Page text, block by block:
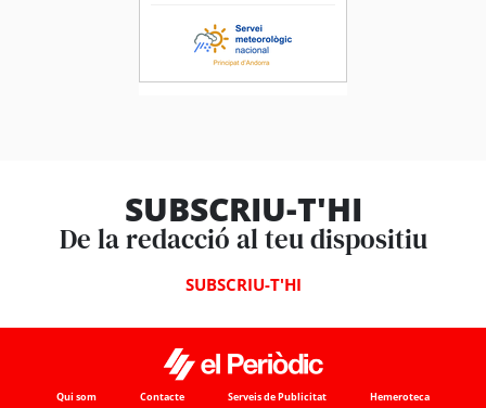
SUBSCRIU-T'HI
De la redacció al teu dispositiu
SUBSCRIU-T'HI
Qui som Contacte Serveis de Publicitat Hemeroteca